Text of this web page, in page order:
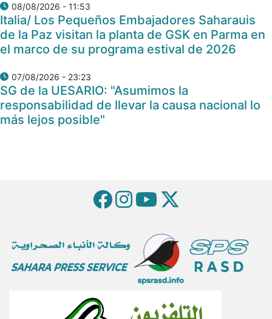
08/08/2026 - 11:53
Italia/ Los Pequeños Embajadores Saharauis
de la Paz visitan la planta de GSK en Parma en
el marco de su programa estival de 2026
07/08/2026 - 23:23
SG de la UESARIO: "Asumimos la
responsabilidad de llevar la causa nacional lo
más lejos posible"